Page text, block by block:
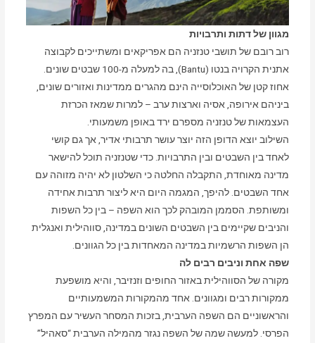
מגוון של דתות ותרבויות
רוב רובם של תושבי טנזניה הם אפריקאים ומשתייכים לקבוצה
אתנית הקרויה בנטו (Bantu), בה למעלה מ-100 שבטים שונים.
אחוז קטן של האוכלוסייה הינם מהגרים ממדינות ואזורים שונים,
ביניהם אירופה, אסיה וארצות ערב – למרות שמאז הכרזת
העצמאות של טנזניה מספרם ירד באופן משמעותי.
השילוב יוצא הדופן הזה יוצר עושר תרבותי אדיר, אך גם קושי
לאחד בין השבטים ובין התרבויות. כדי שטנזניה תוכל להישאר
מדינה מאוחדת, התקבלה החלטה כי השלטון לא יהיה מזוהה עם
אחד השבטים. להיפך, המגמה היום היא ליצור תרבות אחידה
ומשותפת. הסממן המובהק לכך הוא השפה – בין כל השפות
והניבים שקיימים בין השבטים השונים במדינה, סווהילית ואנגלית
הן השפות הרשמיות במדינה המאחדות בין כל הגוונים.
שפה אחת וניבים רבים לה
מקורה של הסווהילית באזור החופים וזנזיבר, והיא מושפעת
ממקורות רבים ומגוונים. אחד מהמקורות המשמעותיים
והראשוניים הם השפה הערבית, בזכות המסחר העשיר עם המפרץ
הפרסי. למעשה שמה של השפה נגזר מהמילה הערבית “סאהיל”